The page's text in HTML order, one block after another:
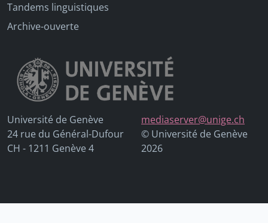
Tandems linguistiques
Archive-ouverte
Université de Genève
24 rue du Général-Dufour
CH - 1211 Genève 4
mediaserver@unige.ch
© Université de Genève
2026